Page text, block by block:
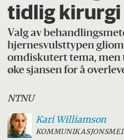
tidlig kirurgi
Valg av
hjernesvulsttypen
omdiskutert tema,
øke sjansen for å
NTNU
Kari Williamson